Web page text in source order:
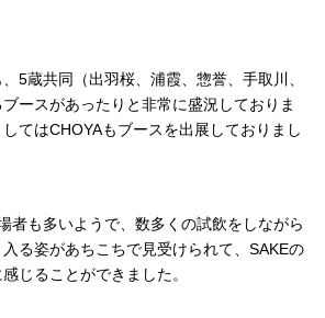
5蔵共同（出羽桜、浦霞、惣誉、手取川、
ースがあったりと非常に盛況しておりま
てはCHOYAもブースを出展しておりまし
者も多いようで、数多くの試飲をしながら
る姿があちこちで見受けられて、SAKEの
じることができました。